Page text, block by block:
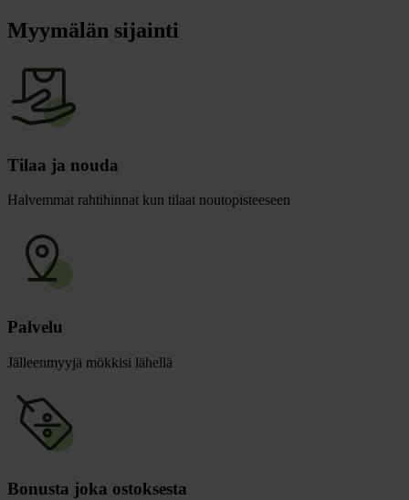
Myymälän sijainti
Tilaa ja nouda
Halvemmat rahtihinnat kun tilaat noutopisteeseen
Palvelu
Jälleenmyyjä mökkisi lähellä
Bonusta joka ostoksesta